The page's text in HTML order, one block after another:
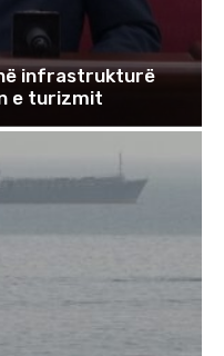
infrastrukturë
e turizmit